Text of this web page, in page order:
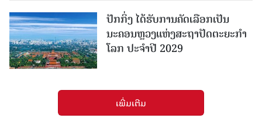
ປັກກິ່ງ ໄດ້ຮັບການຄັດເລືອກເປັນ
ນະຄອນຫຼວງແຫ່ງສະຖາປັດຕະຍະກຳ
ໂລກ ປະຈຳປີ 2029
ເພີ່ມເຕີມ